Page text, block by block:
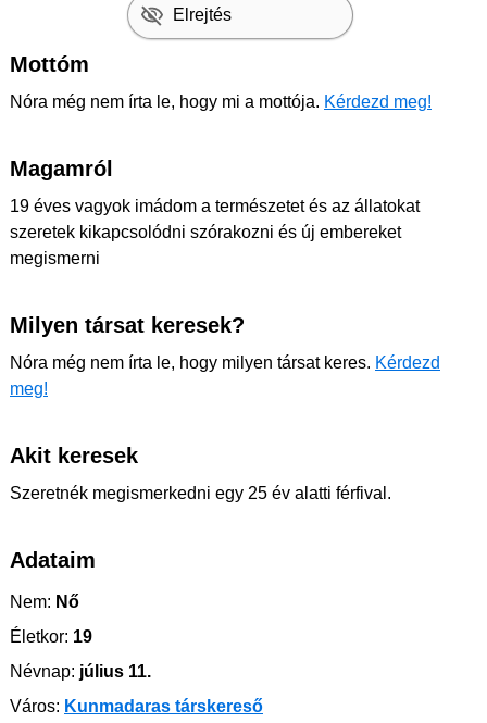
Elrejtés
Mottóm
Nóra még nem írta le, hogy mi a mottója. Kérdezd meg!
Magamról
19 éves vagyok imádom a természetet és az állatokat
szeretek kikapcsolódni szórakozni és új embereket
megismerni
Milyen társat keresek?
Nóra még nem írta le, hogy milyen társat keres. Kérdezd
meg!
Akit keresek
Szeretnék megismerkedni egy 25 év alatti férfival.
Adataim
Nem: Nő
Életkor: 19
Névnap: július 11.
Város: Kunmadaras társkereső